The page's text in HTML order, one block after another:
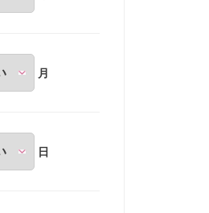
月
日